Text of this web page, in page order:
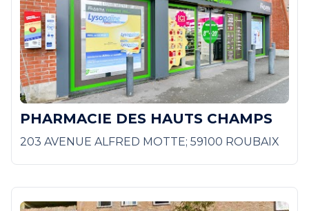
PHARMACIE DES HAUTS CHAMPS
203 AVENUE ALFRED MOTTE; 59100 ROUBAIX